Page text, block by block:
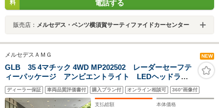
料
電話する
販売店： メルセデス・ベンツ横須賀サーティファイドカーセンター
メルセデスＡＭＧ NEW
GLB 35 4マチック 4WD MP202502 レーダーセーフテ
ィーパッケージ アンビエントライト LEDヘッドライ
ト シートヒーター メモリー付きパワーシート 360°
カメラシステム 本革シート
ディーラー保証 車両品質評価書付 購入プラン付 オンライン相談可 360°画像付
支払総額 本体価格